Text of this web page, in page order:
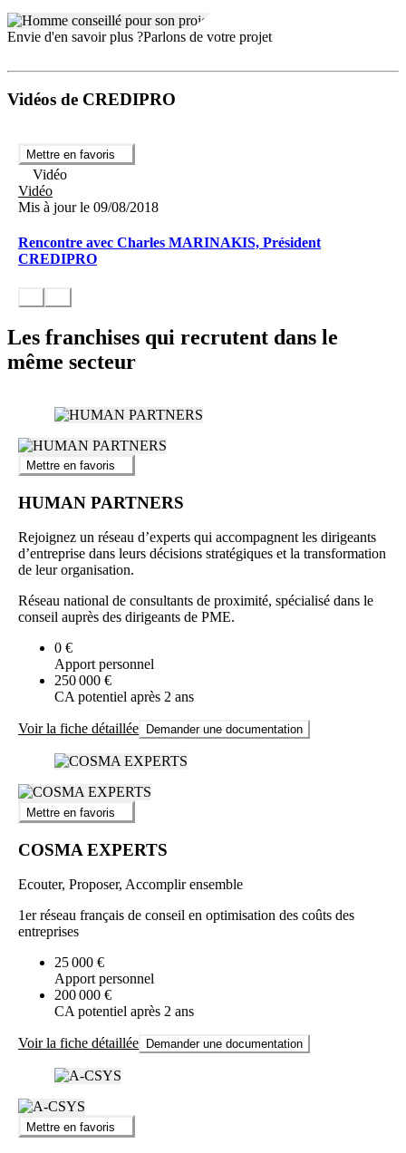
Envie d'en savoir plus ?Parlons de votre projet
Vidéos de CREDIPRO
Mettre en favoris
Vidéo
Vidéo
Mis à jour le 09/08/2018
Rencontre avec Charles MARINAKIS, Président
CREDIPRO
Les franchises qui recrutent dans le
même secteur
Mettre en favoris
HUMAN PARTNERS
Rejoignez un réseau d’experts qui accompagnent les dirigeants
d’entreprise dans leurs décisions stratégiques et la transformation
de leur organisation.
Réseau national de consultants de proximité, spécialisé dans le
conseil auprès des dirigeants de PME.
0 €
Apport personnel
250 000 €
CA potentiel après 2 ans
Voir la fiche détaillée Demander une documentation
Mettre en favoris
COSMA EXPERTS
Ecouter, Proposer, Accomplir ensemble
1er réseau français de conseil en optimisation des coûts des
entreprises
25 000 €
Apport personnel
200 000 €
CA potentiel après 2 ans
Voir la fiche détaillée Demander une documentation
Mettre en favoris